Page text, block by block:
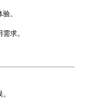
。
求。